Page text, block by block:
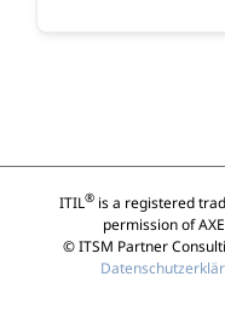
ITIL®is a registered
permission of
© ITSM Partner